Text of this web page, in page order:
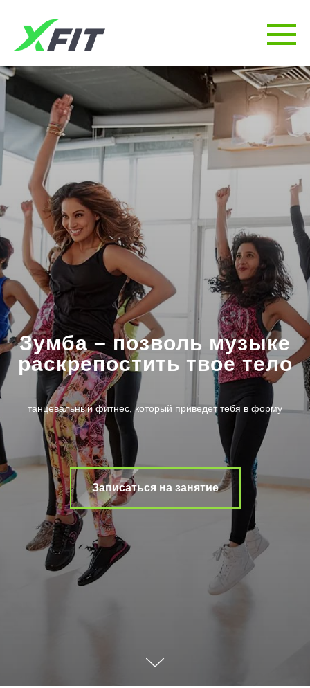
Зумба – позволь музыке
раскрепостить твое тело
танцевальный фитнес, который приведет тебя в форму
Записаться на занятие